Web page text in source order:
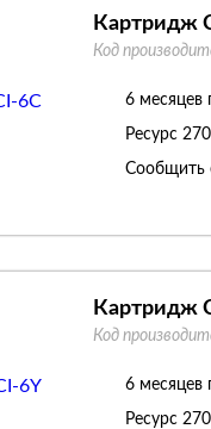
Картридж
Код
6 месяцев
Ресурс
Сообщить
Картридж
Код
6 месяцев
Ресурс